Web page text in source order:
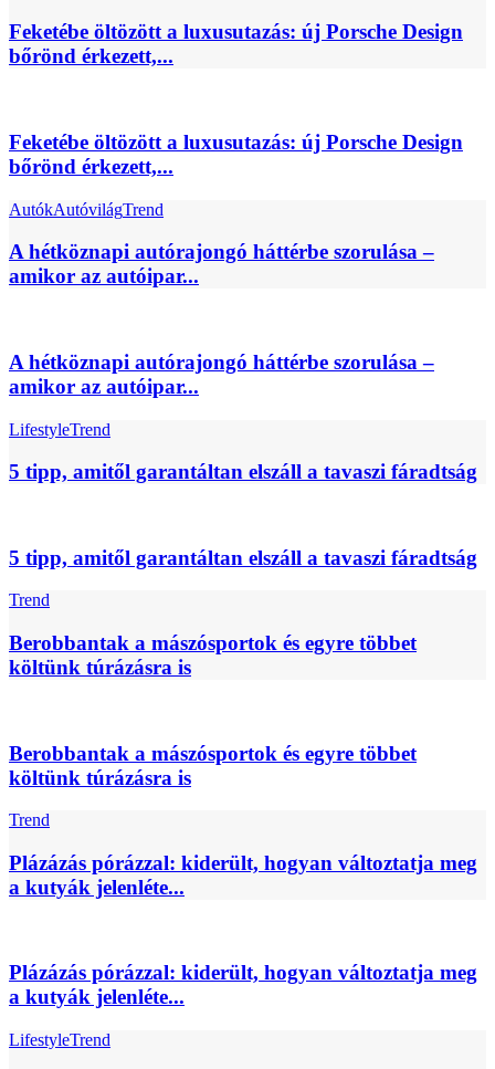
Feketébe öltözött a luxusutazás: új Porsche Design
bőrönd érkezett,...
Feketébe öltözött a luxusutazás: új Porsche Design
bőrönd érkezett,...
AutókAutóvilágTrend
A hétköznapi autórajongó háttérbe szorulása –
amikor az autóipar...
A hétköznapi autórajongó háttérbe szorulása –
amikor az autóipar...
LifestyleTrend
5 tipp, amitől garantáltan elszáll a tavaszi fáradtság
5 tipp, amitől garantáltan elszáll a tavaszi fáradtság
Trend
Berobbantak a mászósportok és egyre többet
költünk túrázásra is
Berobbantak a mászósportok és egyre többet
költünk túrázásra is
Trend
Plázázás pórázzal: kiderült, hogyan változtatja meg
a kutyák jelenléte...
Plázázás pórázzal: kiderült, hogyan változtatja meg
a kutyák jelenléte...
LifestyleTrend